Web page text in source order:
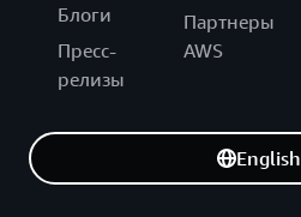
Блоги
Пресс-
релизы
Партнеры
AWS
English